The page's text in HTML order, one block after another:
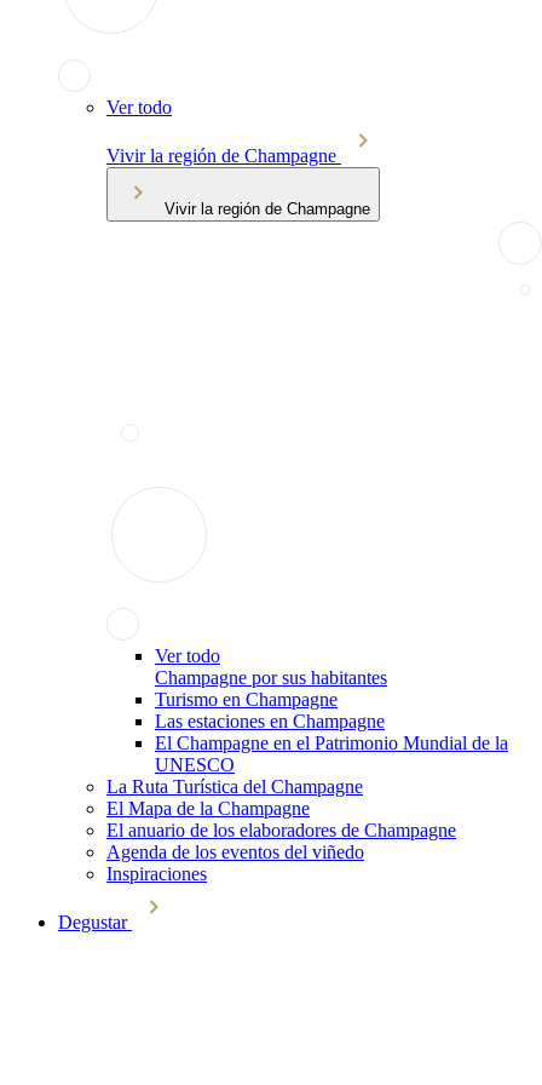
Ver todo
Vivir la región de Champagne
Vivir la región de Champagne
Ver todo
Champagne por sus habitantes
Turismo en Champagne
Las estaciones en Champagne
El Champagne en el Patrimonio Mundial de la
UNESCO
La Ruta Turística del Champagne
El Mapa de la Champagne
El anuario de los elaboradores de Champagne
Agenda de los eventos del viñedo
Inspiraciones
Degustar